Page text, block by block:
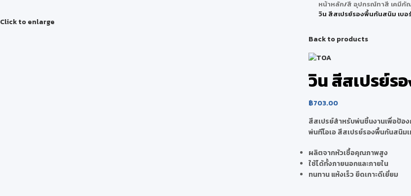
Click to enlarge
หน้าหลัก/สี อุปกรณ์ทาสี เคมีภั
วิน สีสเปรย์รองพื้นกันสนิม เบอ
Back to products
วิน สีสเปรย์ร
฿703.00
สีสเปรย์สำหรับพ่นชิ้นงานเพื่อป้อ
พ่นทีโอเอ สีสเปรย์รองพื้นกันสนิม
ผลิตจากหัวเชื้อคุณภาพสูง
ใช้ได้ทั้งภายนอกและภายใน
ทนทาน แห้งเร็ว ยึดเกาะดีเยี่ยม